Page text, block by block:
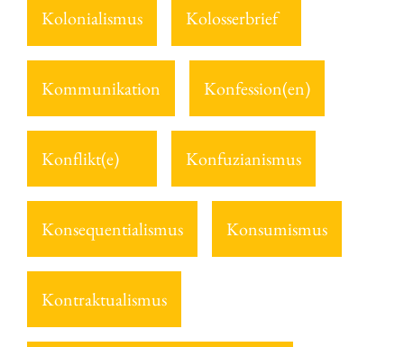
Kolonialismus Kolosserbrief
Kommunikation Konfession(en)
Konflikt(e) Konfuzianismus
Konsequentialismus Konsumismus
Kontraktualismus